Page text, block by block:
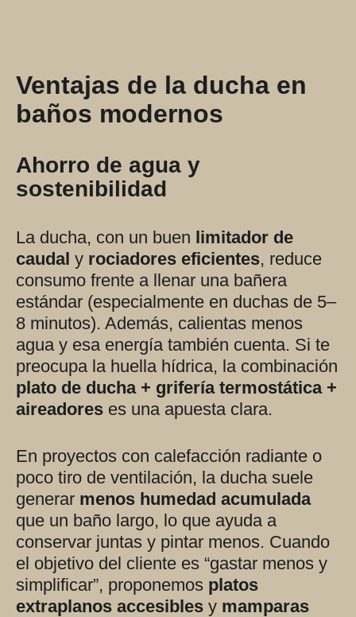
Ventajas de la ducha en
baños modernos
Ahorro de agua y
sostenibilidad
La ducha, con un buen limitador de
caudal y rociadores eficientes, reduce
consumo frente a llenar una bañera
estándar (especialmente en duchas de 5–
8 minutos). Además, calientas menos
agua y esa energía también cuenta. Si te
preocupa la huella hídrica, la combinación
plato de ducha + grifería termostática +
aireadores es una apuesta clara.
En proyectos con calefacción radiante o
poco tiro de ventilación, la ducha suele
generar menos humedad acumulada
que un baño largo, lo que ayuda a
conservar juntas y pintar menos. Cuando
el objetivo del cliente es “gastar menos y
simplificar”, proponemos platos
extraplanos accesibles y mamparas